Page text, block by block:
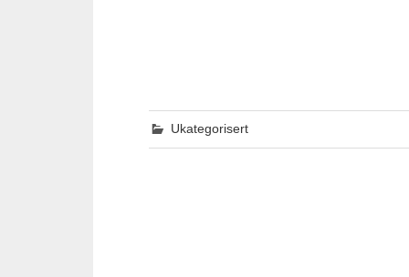
Ukategorisert